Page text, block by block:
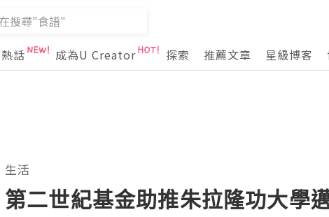
話 成為U Creator 探索 推薦文章 星級博客
生活
第二世紀基金助推朱拉隆功大學